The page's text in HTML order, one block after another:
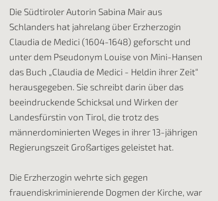
Die Südtiroler Autorin Sabina Mair aus
Schlanders hat jahrelang über Erzherzogin
Claudia de Medici (1604-1648) geforscht und
unter dem Pseudonym Louise von Mini-Hansen
das Buch „Claudia de Medici - Heldin ihrer Zeit“
herausgegeben. Sie schreibt darin über das
beeindruckende Schicksal und Wirken der
Landesfürstin von Tirol, die trotz des
männerdominierten Weges in ihrer 13-jährigen
Regierungszeit Großartiges geleistet hat.
Die Erzherzogin wehrte sich gegen
frauendiskriminierende Dogmen der Kirche, war